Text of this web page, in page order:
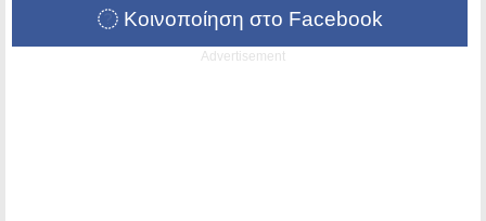
Κοινοποίηση στο Facebook
Advertisement